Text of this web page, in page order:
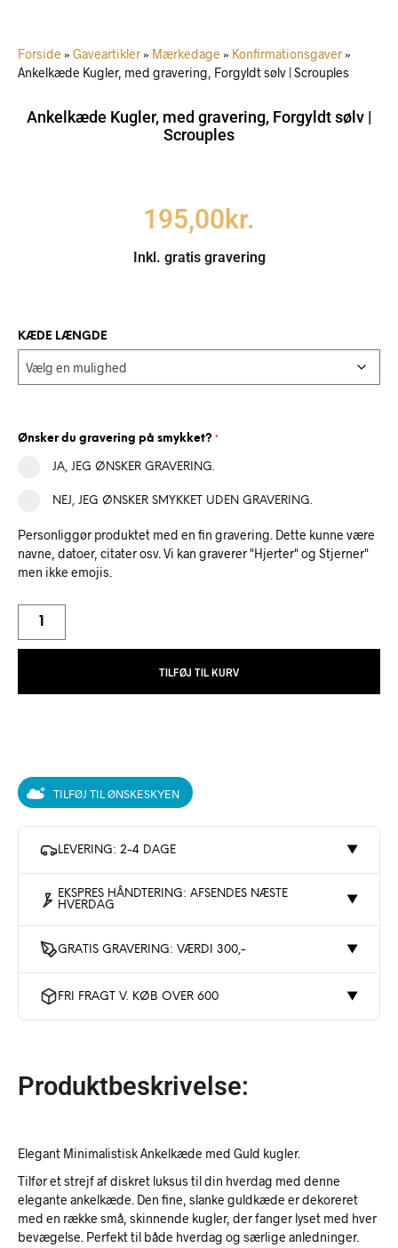
Forside » Gaveartikler » Mærkedage » Konfirmationsgaver »
Ankelkæde Kugler, med gravering, Forgyldt sølv | Scrouples
Ankelkæde Kugler, med gravering, Forgyldt sølv |
Scrouples
195,00kr.
Inkl. gratis gravering
KÆDE LÆNGDE
Ønsker du gravering på smykket? *
JA, JEG ØNSKER GRAVERING.
NEJ, JEG ØNSKER SMYKKET UDEN GRAVERING.
Personliggør produktet med en fin gravering. Dette kunne være
navne, datoer, citater osv. Vi kan graverer "Hjerter" og Stjerner"
men ikke emojis.
TILFØJ TIL KURV
TILFØJ TIL ØNSKESKYEN
LEVERING: 2-4 DAGE ▼
EKSPRES HÅNDTERING: AFSENDES NÆSTE
HVERDAG
▼
GRATIS GRAVERING: VÆRDI 300,- ▼
FRI FRAGT V. KØB OVER 600 ▼
Produktbeskrivelse:
Elegant Minimalistisk Ankelkæde med Guld kugler.
Tilfør et strejf af diskret luksus til din hverdag med denne
elegante ankelkæde. Den fine, slanke guldkæde er dekoreret
med en række små, skinnende kugler, der fanger lyset med hver
bevægelse. Perfekt til både hverdag og særlige anledninger.